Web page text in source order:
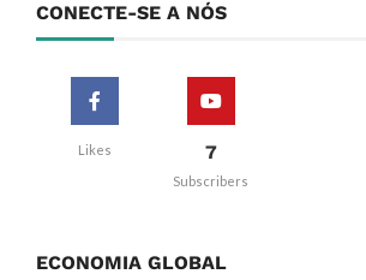
CONECTE-SE A NÓS
Likes 7
Subscribers
ECONOMIA GLOBAL